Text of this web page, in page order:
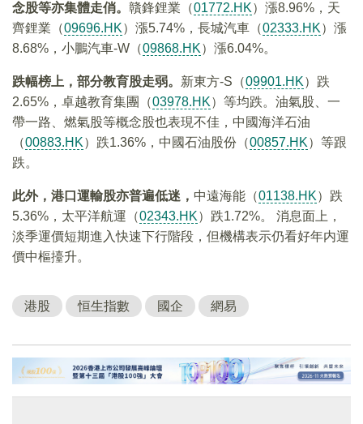
念股等亦集體走俏。 贛鋒鋰業（01772.HK）漲8.96%，天
齊鋰業（09696.HK）漲5.74%，長城汽車（02333.HK）漲
8.68%，小鵬汽車-W（09868.HK）漲6.04%。
跌幅榜上，部分教育股走弱。 新東方-S（09901.HK）跌
2.65%，卓越教育集團（03978.HK）等均跌。油氣股、一
帶一路、燃氣股等概念股也表現不佳，中國海洋石油
（00883.HK）跌1.36%，中國石油股份（00857.HK）等跟
跌。
此外，港口運輸股亦普遍低迷， 中遠海能（01138.HK）跌
5.36%，太平洋航運（02343.HK）跌1.72%。 消息面上，
淡季運價短期進入快速下行階段，但機構表示仍看好年内運
價中樞擡升。
港股 恒生指數 國企 網易